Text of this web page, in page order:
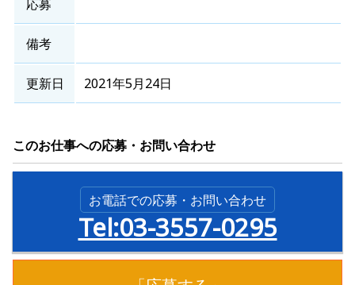
応募
備考
更新日 2021年5月24日
このお仕事への応募・お問い合わせ
お電話での応募・お問い合わせ
Tel:03-3557-0295